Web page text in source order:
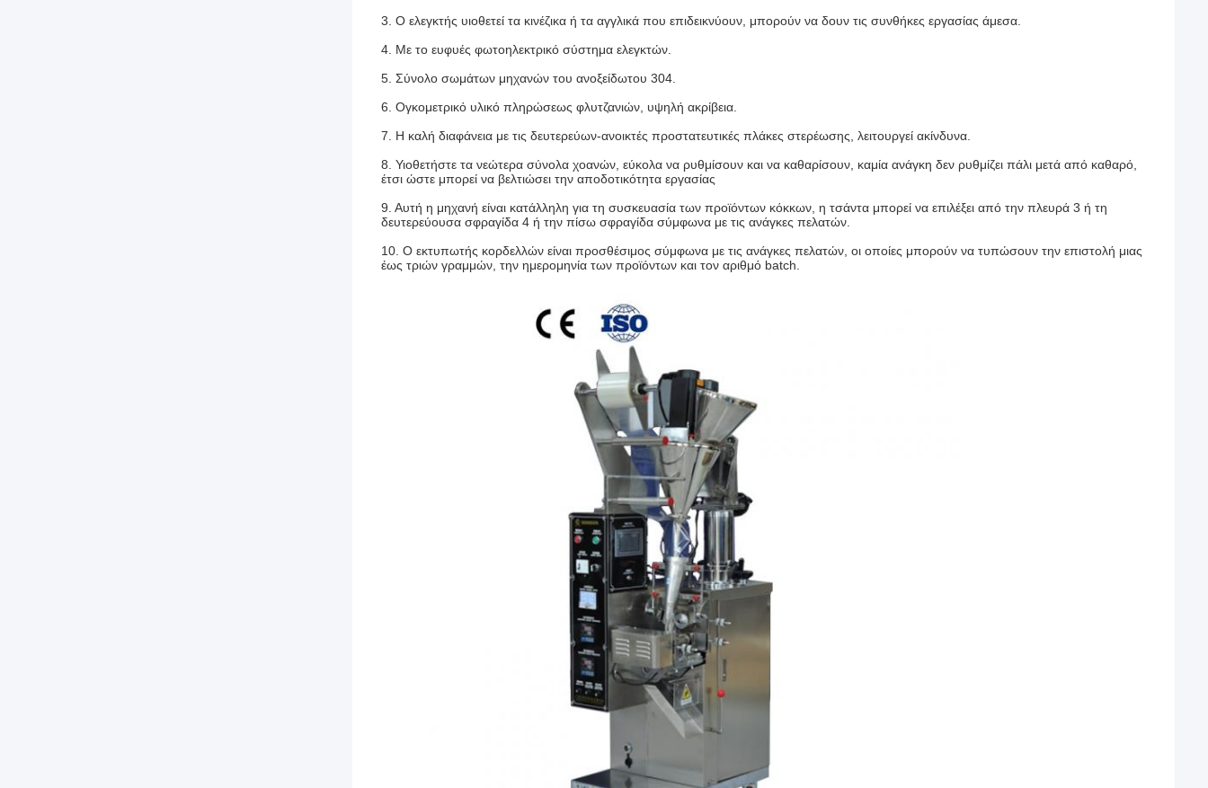
3. Ο ελεγκτής υιοθετεί τα κινέζικα ή τα αγγλικά που επιδεικνύουν, μπορούν να δουν τις συνθήκες εργασίας άμεσα.
4. Με το ευφυές φωτοηλεκτρικό σύστημα ελεγκτών.
5. Σύνολο σωμάτων μηχανών του ανοξείδωτου 304.
6. Ογκομετρικό υλικό πληρώσεως φλυτζανιών, υψηλή ακρίβεια.
7. Η καλή διαφάνεια με τις δευτερεύων-ανοικτές προστατευτικές πλάκες στερέωσης, λειτουργεί ακίνδυνα.
8. Υιοθετήστε τα νεώτερα σύνολα χοανών, εύκολα να ρυθμίσουν και να καθαρίσουν, καμία ανάγκη δεν ρυθμίζει πάλι μετά από καθαρό,
έτσι ώστε μπορεί να βελτιώσει την αποδοτικότητα εργασίας
9. Αυτή η μηχανή είναι κατάλληλη για τη συσκευασία των προϊόντων κόκκων, η τσάντα μπορεί να επιλέξει από την πλευρά 3 ή τη
δευτερεύουσα σφραγίδα 4 ή την πίσω σφραγίδα σύμφωνα με τις ανάγκες πελατών.
10. Ο εκτυπωτής κορδελλών είναι προσθέσιμος σύμφωνα με τις ανάγκες πελατών, οι οποίες μπορούν να τυπώσουν την επιστολή μιας
έως τριών γραμμών, την ημερομηνία των προϊόντων και τον αριθμό batch.